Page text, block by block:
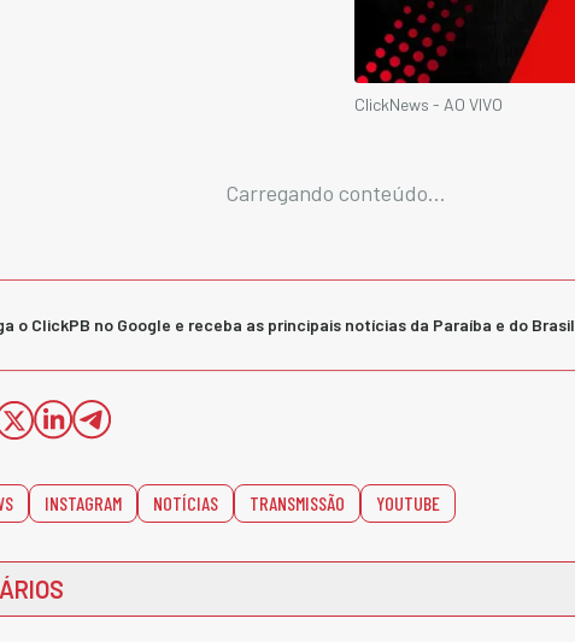
ClickNews - AO VIVO
Carregando conteúdo...
o ClickPB no Google e receba as principais notícias da Paraíba e do Brasil
INSTAGRAM NOTÍCIAS TRANSMISSÃO YOUTUBE